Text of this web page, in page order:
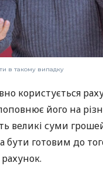
в такому випадку
користується
його на
великі суми
бути готовим до